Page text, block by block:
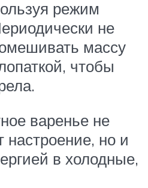
режим
не
массу
чтобы
варенье не
настроение, но и
в холодные,